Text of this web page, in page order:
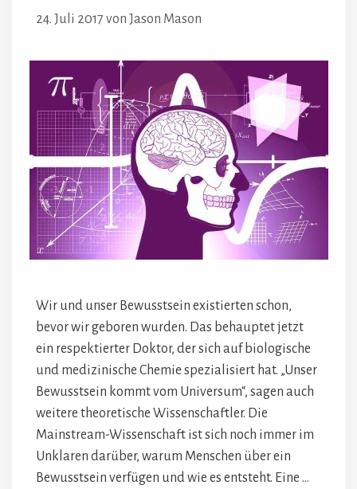
24. Juli 2017 von Jason Mason
Wir und unser Bewusstsein existierten schon,
bevor wir geboren wurden. Das behauptet jetzt
ein respektierter Doktor, der sich auf biologische
und medizinische Chemie spezialisiert hat. „Unser
Bewusstsein kommt vom Universum“, sagen auch
weitere theoretische Wissenschaftler. Die
Mainstream-Wissenschaft ist sich noch immer im
Unklaren darüber, warum Menschen über ein
Bewusstsein verfügen und wie es entsteht. Eine …